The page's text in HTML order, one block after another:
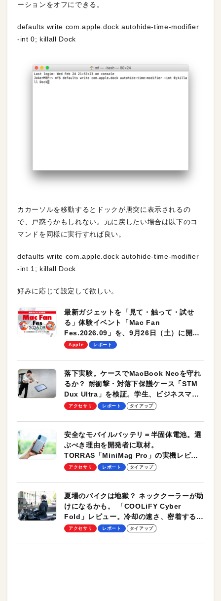
ーションをオフにできる。
defaults write com.apple.dock autohide-time-modifier
-int 0; killall Dock
カカーソルを移動するとドックが唐突に表示されるの
で、戸惑うかもしれない。元に戻したい場合は以下のコ
マンドを同様に実行すれば良い。
defaults write com.apple.dock autohide-time-modifier
-int 1; killall Dock
好みに応じて設定して欲しい。
最新ガジェットを「見て・触って・試せ
る」体験イベント「Mac Fan
Fes.2026.09」を、9月26日（土）に開催
します！
Apple レポート
落下実験。ケースでMacBook Neoを守れ
るか？ 耐衝撃・対落下保護ケース「STM
Dux Ultra」を検証。学生、ビジネスマン
のモバイルユースに最適！
アクセサリ レポート タイアップ
安全なモバイルバッテリ＝半固体電池。選
ぶべき理由を開発者に取材。
TORRAS「MiniMag Pro」の実機レビュ
ーも
アクセサリ レポート タイアップ
夏場のバイクは地獄？ ネッククーラーが助
けになるかも。 「COOLiFY Cyber
Fold」レビュー。冷却の速さ、密着する冷
却プレート、シンプルな操作性がグッド！
アクセサリ レポート タイアップ